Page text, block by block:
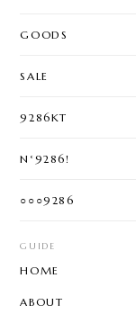
GOODS
SALE
9286KT
N°9286!
○○○9286
GUIDE
HOME
ABOUT